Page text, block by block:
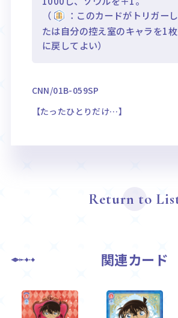
（
：このカードがトリガー
たは自分の控え室のキャラを1
に戻してよい）
CNN/01B-059SP
【たったひとりだけ…】
Return to
関連カード